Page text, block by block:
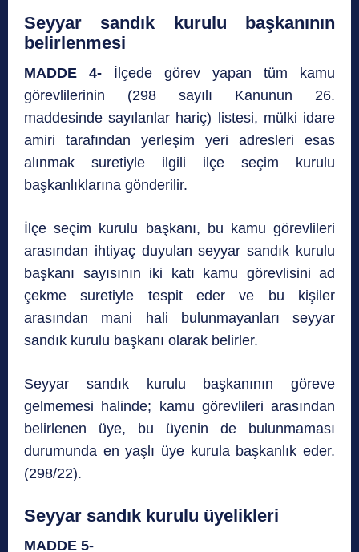
Seyyar sandık kurulu başkanının
belirlenmesi
MADDE 4- İlçede görev yapan tüm kamu
görevlilerinin (298 sayılı Kanunun 26.
maddesinde sayılanlar hariç) listesi, mülki idare
amiri tarafından yerleşim yeri adresleri esas
alınmak suretiyle ilgili ilçe seçim kurulu
başkanlıklarına gönderilir.
İlçe seçim kurulu başkanı, bu kamu görevlileri
arasından ihtiyaç duyulan seyyar sandık kurulu
başkanı sayısının iki katı kamu görevlisini ad
çekme suretiyle tespit eder ve bu kişiler
arasından mani hali bulunmayanları seyyar
sandık kurulu başkanı olarak belirler.
Seyyar sandık kurulu başkanının göreve
gelmemesi halinde; kamu görevlileri arasından
belirlenen üye, bu üyenin de bulunmaması
durumunda en yaşlı üye kurula başkanlık eder.
(298/22).
Seyyar sandık kurulu üyelikleri
MADDE 5-